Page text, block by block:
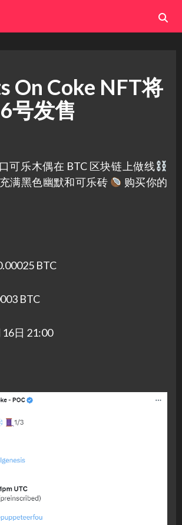
On Coke NFT将
号发售
可乐木偶在 BTC 区块链上做线
满黑色幽默和可乐砖
购买你的
BTC
BTC
日 21:00